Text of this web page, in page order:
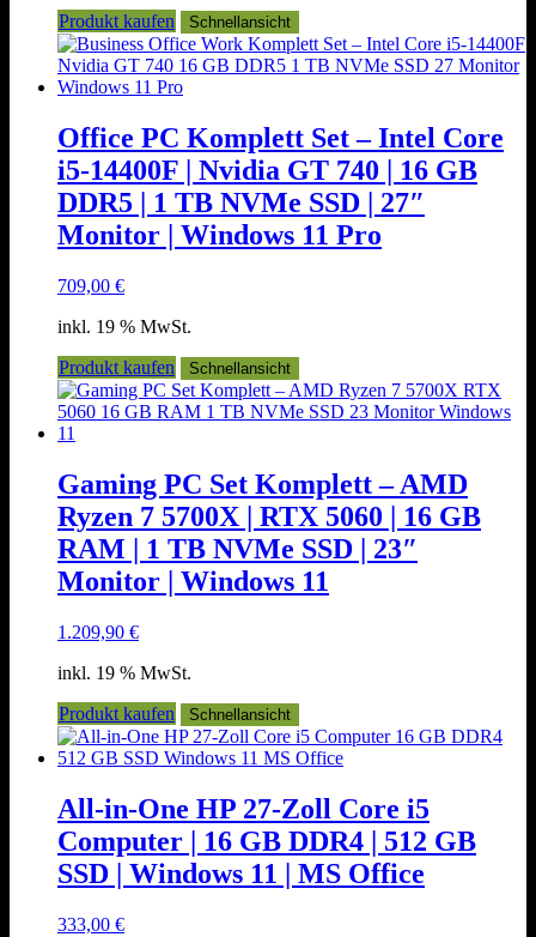
Produkt kaufen
Schnellansicht
Office PC Komplett Set – Intel Core
i5-14400F | Nvidia GT 740 | 16 GB
DDR5 | 1 TB NVMe SSD | 27″
Monitor | Windows 11 Pro
709,00 €
inkl. 19 % MwSt.
Produkt kaufen
Schnellansicht
Gaming PC Set Komplett – AMD
Ryzen 7 5700X | RTX 5060 | 16 GB
RAM | 1 TB NVMe SSD | 23″
Monitor | Windows 11
1.209,90 €
inkl. 19 % MwSt.
Produkt kaufen
Schnellansicht
All-in-One HP 27-Zoll Core i5
Computer | 16 GB DDR4 | 512 GB
SSD | Windows 11 | MS Office
333,00 €